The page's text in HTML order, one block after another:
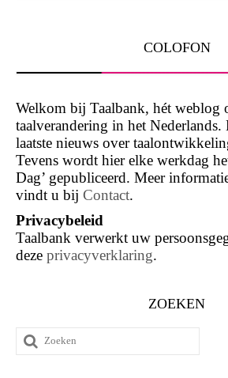
COLOFON
Welkom bij Taalbank, hét weblog
taalverandering in het
laatste nieuws over
Tevens wordt hier elke werkdag
Dag’ gepubliceerd. Meer
vindt u bij Contact.
Privacybeleid
Taalbank verwerkt uw
deze privacyverklaring.
ZOEKEN
Zoeken
naar: